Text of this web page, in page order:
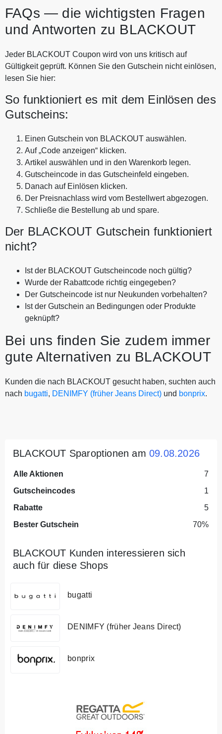
FAQs — die wichtigsten Fragen
und Antworten zu BLACKOUT
Jeder BLACKOUT Coupon wird von uns kritisch auf
Gültigkeit geprüft. Können Sie den Gutschein nicht einlösen,
lesen Sie hier:
So funktioniert es mit dem Einlösen des
Gutscheins:
Einen Gutschein von BLACKOUT auswählen.
Auf „Code anzeigen“ klicken.
Artikel auswählen und in den Warenkorb legen.
Gutscheincode in das Gutscheinfeld eingeben.
Danach auf Einlösen klicken.
Der Preisnachlass wird vom Bestellwert abgezogen.
Schließe die Bestellung ab und spare.
Der BLACKOUT Gutschein funktioniert
nicht?
Ist der BLACKOUT Gutscheincode noch gültig?
Wurde der Rabattcode richtig eingegeben?
Der Gutscheincode ist nur Neukunden vorbehalten?
Ist der Gutschein an Bedingungen oder Produkte
geknüpft?
Bei uns finden Sie zudem immer
gute Alternativen zu BLACKOUT
Kunden die nach BLACKOUT gesucht haben, suchten auch
nach bugatti, DENIMFY (früher Jeans Direct) und bonprix.
BLACKOUT Sparoptionen am 09.08.2026
Alle Aktionen
7
Gutscheincodes
1
Rabatte
5
Bester Gutschein
70%
BLACKOUT Kunden interessieren sich
auch für diese Shops
bugatti
DENIMFY (früher Jeans Direct)
bonprix